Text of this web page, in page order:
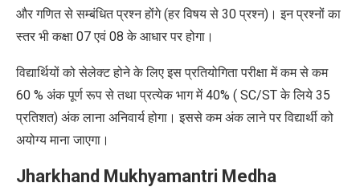
और गणित से सम्बंधित प्रश्न होंगे (हर विषय से 30 प्रश्न)। इन प्रश्नों का
स्तर भी कक्षा 07 एवं 08 के आधार पर होगा।
विद्यार्थियों को सेलेक्ट होने के लिए इस प्रतियोगिता परीक्षा में कम से कम
60 % अंक पूर्ण रूप से तथा प्रत्येक भाग में 40% ( SC/STके लिये 35
प्रतिशत) अंक लाना अनिवार्य होगा।इससे कम अंक लाने पर विद्यार्थी को
अयोग्य माना जाएगा।
Jharkhand Mukhyamantri Medha